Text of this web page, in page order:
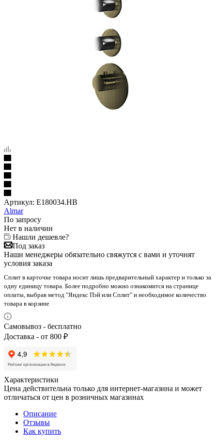
Артикул: E180034.HB
Almar
По запросу
Нет в наличии
Нашли дешевле?
Под заказ
Наши менеджеры обязательно свяжутся с вами и уточнят
условия заказа
Сплит в карточке товара носит лишь предварительный характер и только за
одну единицу товара. Более подробно можно ознакомится на странице
оплаты, выбрав метод "Яндекс Пэй или Сплит" и необходимое количество
товара в корзине
Самовывоз - бесплатно
Доставка - от 800 ₽
Характеристики
Цена действительна только для интернет-магазина и может
отличаться от цен в розничных магазинах
Описание
Отзывы
Как купить